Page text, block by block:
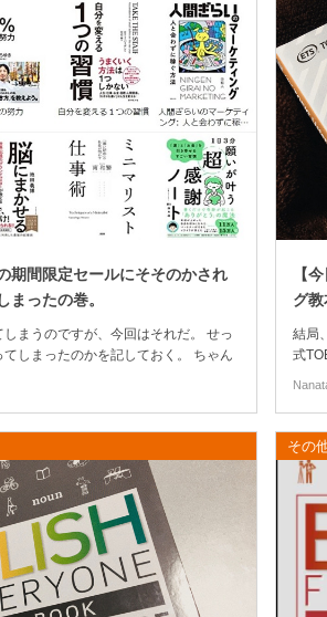
期間限定セールにそそのかされ
まったの巻。
まうのですが、今回はそれだ。 せっ
しまったのかを記しておく。 ちゃん
【
グ
結局
式
その